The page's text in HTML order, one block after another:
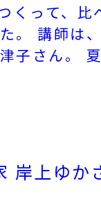
って、比
。 講師は
子さん。
上ゆか